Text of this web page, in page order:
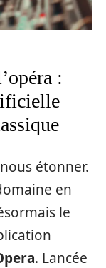
:
étonner.
en
le
. Lancée